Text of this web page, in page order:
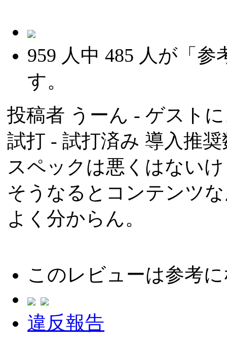
959 人中 485 人が「参
す。
投稿者 うーん - ゲスト
試打 - 試打済み 導入推
スペックは悪くはない
そうなるとコンテンツ
よく分からん。
このレビューは参考
違反報告